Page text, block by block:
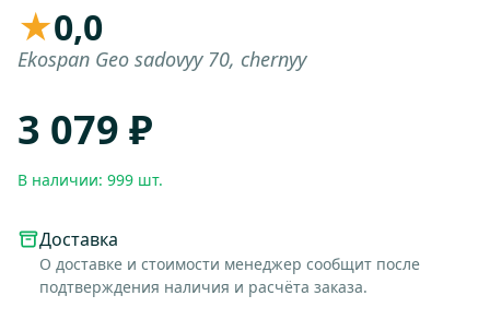
★0,0
Ekospan Geo sadovyy 70, chernyy
3 079 ₽
В наличии: 999 шт.
Доставка
О доставке и стоимости менеджер сообщит после
подтверждения наличия и расчёта заказа.